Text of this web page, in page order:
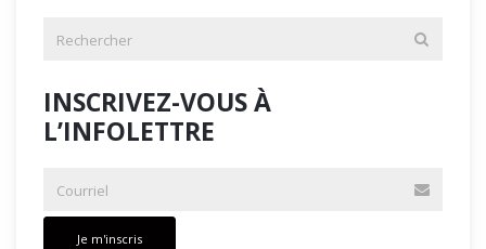
INSCRIVEZ-VOUS À
L’INFOLETTRE
Je m'inscris